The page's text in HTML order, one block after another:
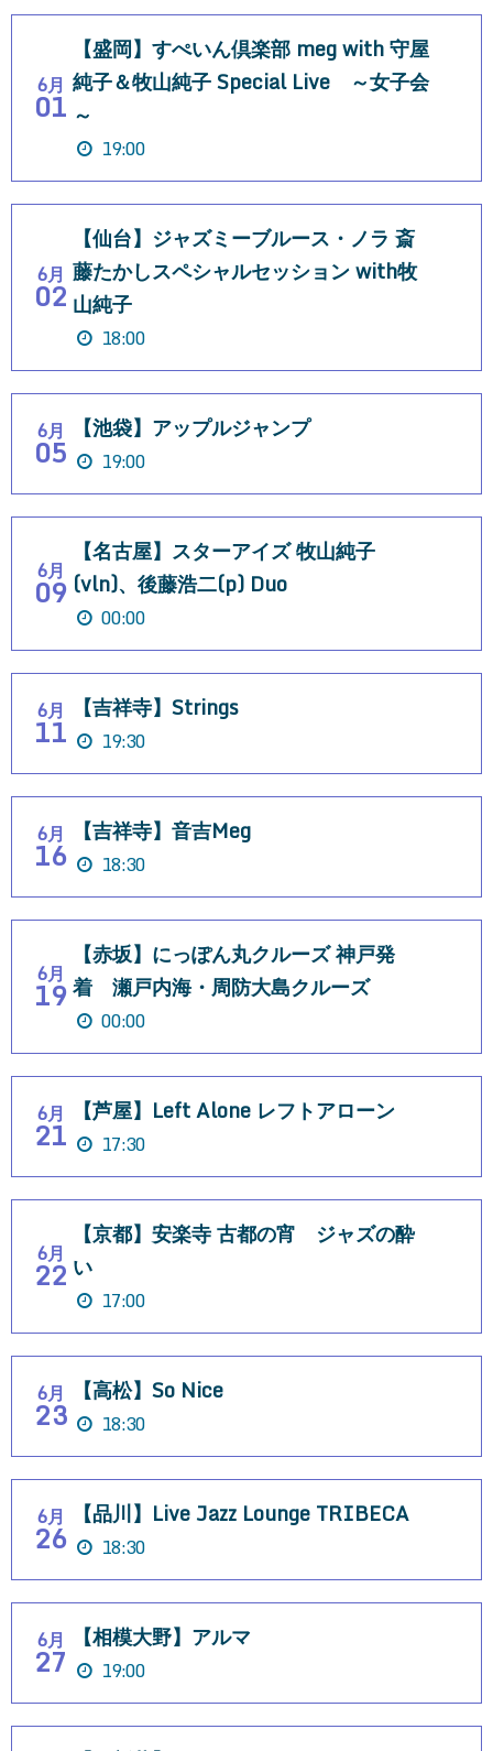
6月
01
【盛岡】すぺいん倶楽部 meg with 守屋
純子＆牧山純子 Special Live ～女子会
～
19:00
6月
02
【仙台】ジャズミーブルース・ノラ 斎
藤たかしスペシャルセッション with牧
山純子
18:00
6月
05
【池袋】アップルジャンプ
19:00
6月
09
【名古屋】スターアイズ 牧山純子
(vln)、後藤浩二(p) Duo
00:00
6月
11
【吉祥寺】Strings
19:30
6月
16
【吉祥寺】音吉Meg
18:30
6月
19
【赤坂】にっぽん丸クルーズ 神戸発
着 瀬戸内海・周防大島クルーズ
00:00
6月
21
【芦屋】Left Alone レフトアローン
17:30
6月
22
【京都】安楽寺 古都の宵 ジャズの酔
い
17:00
6月
23
【高松】So Nice
18:30
6月
26
【品川】Live Jazz Lounge TRIBECA
18:30
6月
27
【相模大野】アルマ
19:00